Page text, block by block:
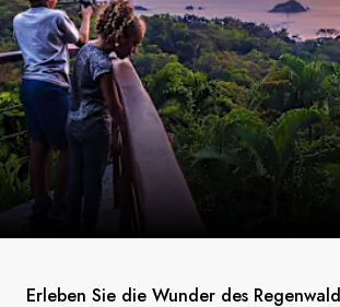
Erleben Sie die Wunder des